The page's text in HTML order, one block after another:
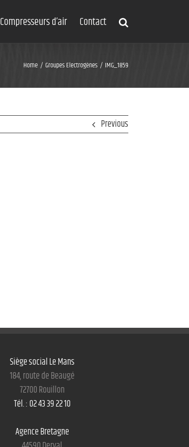
Compresseurs d’air Contact
Home Groupes Electrogènes IMG_1859
Previous
Siège social Le Mans
184, route de Beaugé
72700 Rouillon
Tél. : 02 43 39 22 10
Agence Bretagne